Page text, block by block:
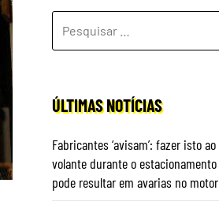
POR:
ÚLTIMAS NOTÍCIAS
Fabricantes ‘avisam’: fazer isto ao
volante durante o estacionamento
pode resultar em avarias no motor